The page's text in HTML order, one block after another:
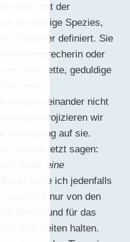
einher mit der
die einzige Spezies,
Charakter definiert. Sie
oder
der nette, geduldige
nehmen einander nicht
projizieren wir
Vorstellung auf sie.
andere jetzt sagen:
Teddy eine
Punkt ernte ich jedenfalls
(und nicht nur von den
ihren Hund für das
aller Zeiten halten.